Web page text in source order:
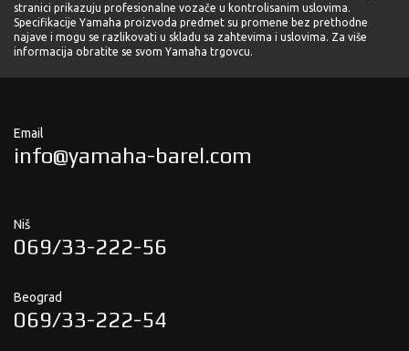
stranici prikazuju profesionalne vozače u kontrolisanim uslovima.
Specifikacije Yamaha proizvoda predmet su promene bez prethodne
najave i mogu se razlikovati u skladu sa zahtevima i uslovima. Za više
informacija obratite se svom Yamaha trgovcu.
Email
info@yamaha-barel.com
Niš
069/33-222-56
Beograd
069/33-222-54